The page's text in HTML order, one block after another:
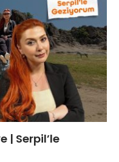
| Serpil’le